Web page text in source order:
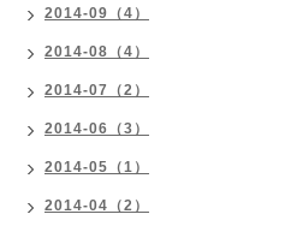
2014-09（4）
2014-08（4）
2014-07（2）
2014-06（3）
2014-05（1）
2014-04（2）